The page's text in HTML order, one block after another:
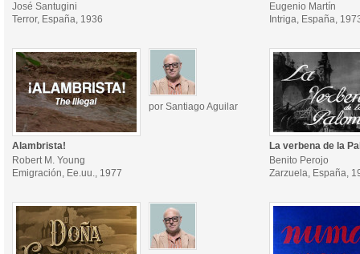
José Santugini
Terror, España, 1936
Eugenio Martín
Intriga, España,
por Santiago Aguilar
Alambrista!
Robert M. Young
Emigración, Ee.uu., 1977
La verbena de la
Benito Perojo
Zarzuela, España,